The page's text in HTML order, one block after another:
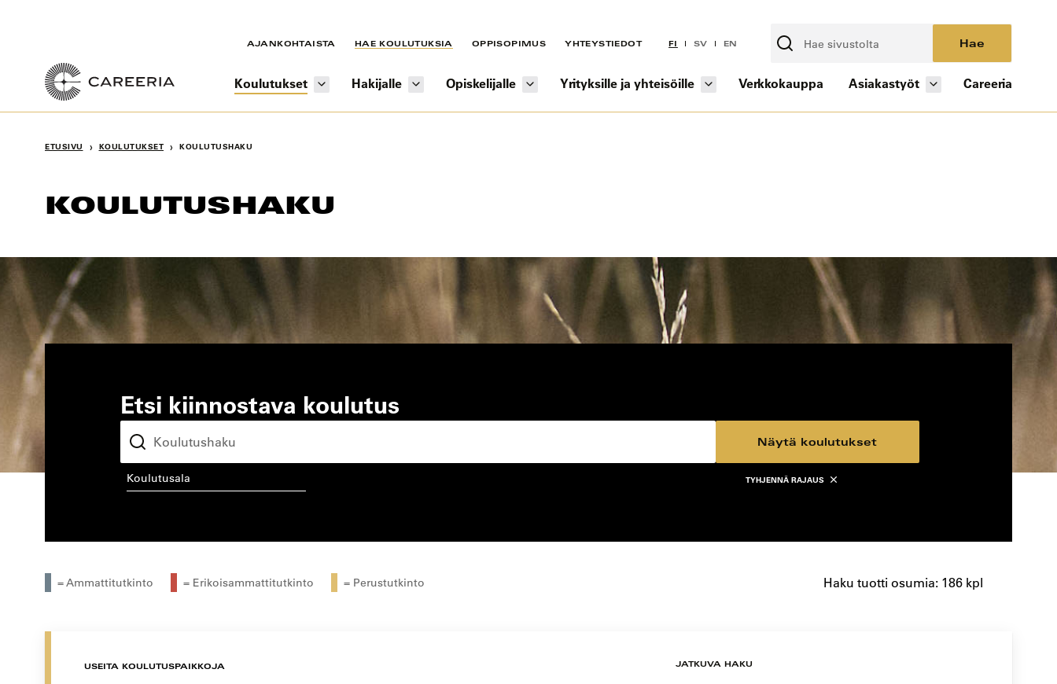
AJANKOHTAISTA HAE KOULUTUKSIA OPPISOPIMUS YHTEYSTIEDOT FI SV EN Hae
Koulutukset Hakijalle Opiskelijalle Yrityksille ja yhteisöille Verkkokauppa Asiakastyöt Careeria
ETUSIVU › KOULUTUKSET › KOULUTUSHAKU
KOULUTUSHAKU
Etsi kiinnostava koulutus
koulutusala
TYHJENNÄ RAJAUS
Näytä koulutukset
= Ammattitutkinto = Erikoisammattitutkinto = Perustutkinto Haku tuotti osumia: 186 kpl
USEITA KOULUTUSPAIKKOJA JATKUVA HAKU